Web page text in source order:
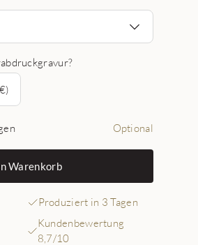
Optional
Warenkorb
Produziert in 3 Tagen
Kundenbewertung
8,7/10